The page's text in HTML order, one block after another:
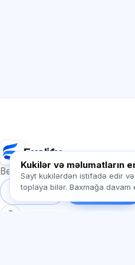
Exalify
Beynəlxalq dil imtahanlarına
Daxil ol
Qeydiyyat
Kukilər və məlumatların
Sayt kukilərdən istifadə edir
toplaya bilər. Baxmağa davam